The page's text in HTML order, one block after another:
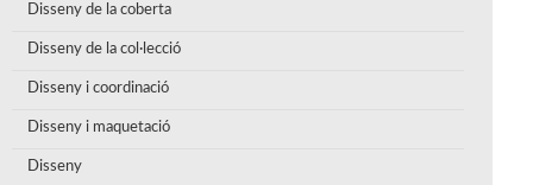
Disseny de la coberta
Disseny de la col·lecció
Disseny i coordinació
Disseny i maquetació
Disseny